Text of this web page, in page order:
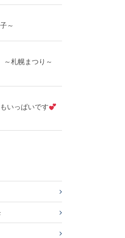
～
札幌まつり～
いっぱいです